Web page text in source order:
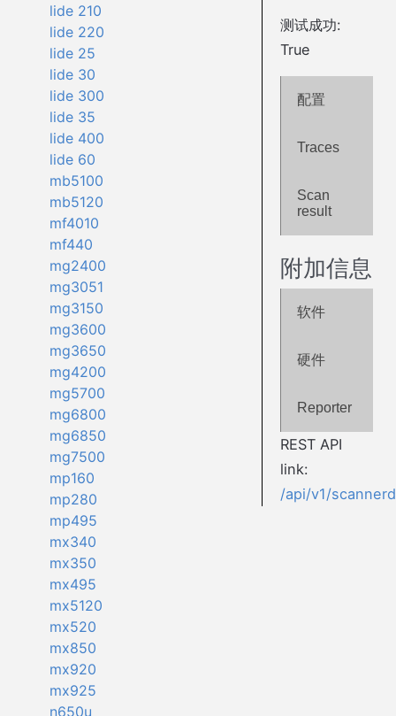
lide 210
lide 220
lide 25
lide 30
lide 300
lide 35
lide 400
lide 60
mb5100
mb5120
mf4010
mf440
mg2400
mg3051
mg3150
mg3600
mg3650
mg4200
mg5700
mg6800
mg6850
mg7500
mp160
mp280
mp495
mx340
mx350
mx495
mx5120
mx520
mx850
mx920
mx925
n650u
测试成功:
True
配置
Traces
Scan
result
附加信息
软件
硬件
Reporter
REST API
link:
/api/v1/